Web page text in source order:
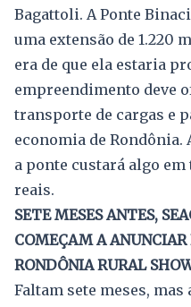
Bagattoli. A Ponte
uma extensão de 1.220
era de que ela estaria
empreendimento deve
transporte de cargas e
economia de Rondônia.
a ponte custará algo
reais.
SETE MESES ANTES,
COMEÇAM A ANUNCIAR
RONDÔNIA RURAL
Faltam sete meses, mas